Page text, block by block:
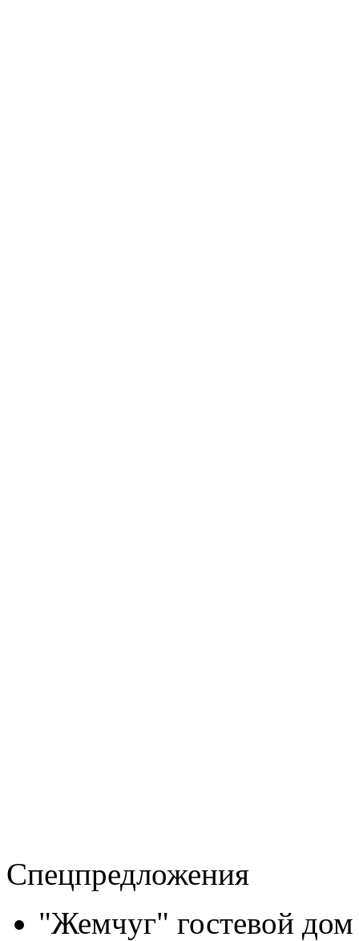
Спецпредложения
"Жемчуг" гостевой